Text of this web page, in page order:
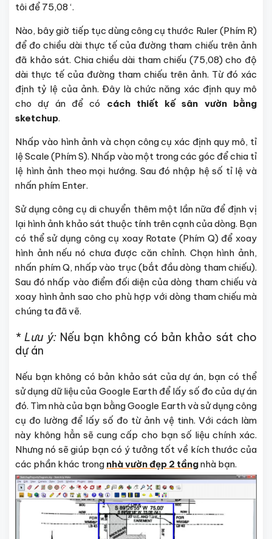
tôi để 75,08 ‘.
Nào, bây giờ tiếp tục dùng công cụ thước Ruler (Phím R)
để đo chiều dài thực tế của đường tham chiếu trên ảnh
đã khảo sát. Chia chiều dài tham chiếu (75,08) cho độ
dài thực tế của đường tham chiếu trên ảnh. Từ đó xác
định tỷ lệ của ảnh. Đây là chức năng xác định quy mô
cho dự án để có cách thiết kế sân vườn bằng
sketchup.
Nhấp vào hình ảnh và chọn công cụ xác định quy mô, tỉ
lệ Scale (Phím S). Nhấp vào một trong các góc để chia tỉ
lệ hình ảnh theo mọi hướng. Sau đó nhập hệ số tỉ lệ và
nhấn phím Enter.
Sử dụng công cụ di chuyển thêm một lần nữa để định vị
lại hình ảnh khảo sát thuộc tính trên cạnh của dòng. Bạn
có thể sử dụng công cụ xoay Rotate (Phím Q) để xoay
hình ảnh nếu nó chưa được căn chỉnh. Chọn hình ảnh,
nhấn phím Q, nhấp vào trục (bắt đầu dòng tham chiếu).
Sau đó nhấp vào điểm đối diện của dòng tham chiếu và
xoay hình ảnh sao cho phù hợp với dòng tham chiếu mà
chúng ta đã vẽ.
* Lưu ý:Nếu bạn không có bản khảo sát cho
dự án
Nếu bạn không có bản khảo sát của dự án, bạn có thể
sử dụng dữ liệu của Google Earth để lấy số đo của dự án
đó. Tìm nhà của bạn bằng Google Earth và sử dụng công
cụ đo lường để lấy số đo từ ảnh vệ tinh. Với cách làm
này không hẳn sẽ cung cấp cho bạn số liệu chính xác.
Nhưng nó sẽ giúp bạn có ý tưởng tốt về kích thước của
các phần khác trong nhà vườn đẹp 2 tầngnhà bạn.